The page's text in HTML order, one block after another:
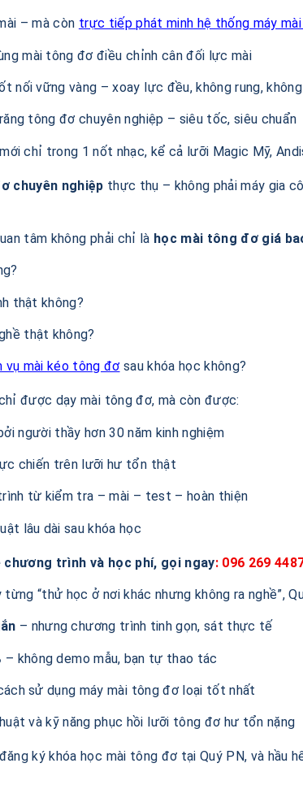
– mà còn trực tiếp phát minh hệ thống máy
mài tông đơ điều chỉnh cân đối lực mài
nối vững vàng – xoay lực đều, không rung,
tông đơ chuyên nghiệp – siêu tốc, siêu chuẩn
chỉ trong 1 nốt nhạc, kể cả lưỡi Magic Mỹ,
chuyên nghiệp thực thụ – không phải máy gia
tâm không phải chỉ là học mài tông đơ giá
thật không?
thật không?
vụ mài kéo tông đơ sau khóa học không?
được dạy mài tông đơ, mà còn được:
người thầy hơn 30 năm kinh nghiệm
chiến trên lưỡi hư tổn thật
từ kiểm tra – mài – test – hoàn thiện
lâu dài sau khóa học
trình và học phí, gọi ngay: 096 269
từng “thử học ở nơi khác nhưng không ra nghề”,
– nhưng chương trình tinh gọn, sát thực tế
– không demo mẫu, bạn tự thao tác
sử dụng máy mài tông đơ loại tốt nhất
và kỹ năng phục hồi lưỡi tông đơ hư tổn nặng
ký khóa học mài tông đơ tại Quý PN, và hầu